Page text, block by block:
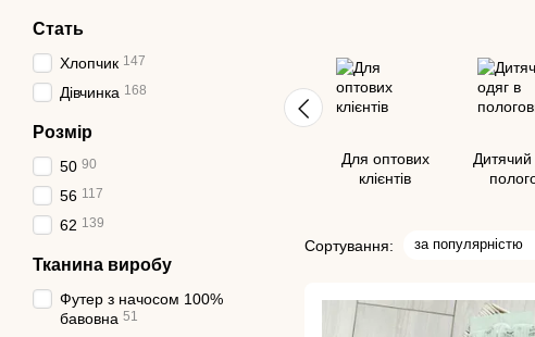
Для оптових
клієнтів
Дитячий
Сортування: за популярністю
Стать
Хлопчик 147
Дівчинка 168
Розмір
50 90
56 117
62 139
Тканина виробу
Футер з начосом 100%
бавовна 51